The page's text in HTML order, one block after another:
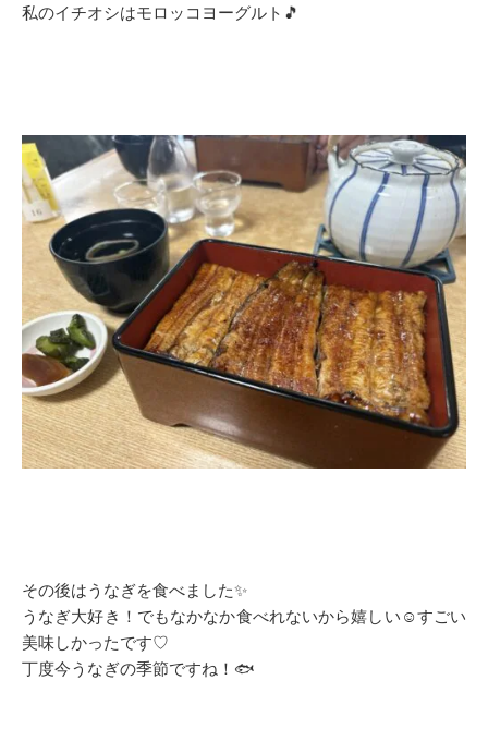
私のイチオシはモロッコヨーグルト🎵
その後はうなぎを食べました✨
うなぎ大好き！でもなかなか食べれないから嬉しい☺️すごい
美味しかったです♡
丁度今うなぎの季節ですね！🐟